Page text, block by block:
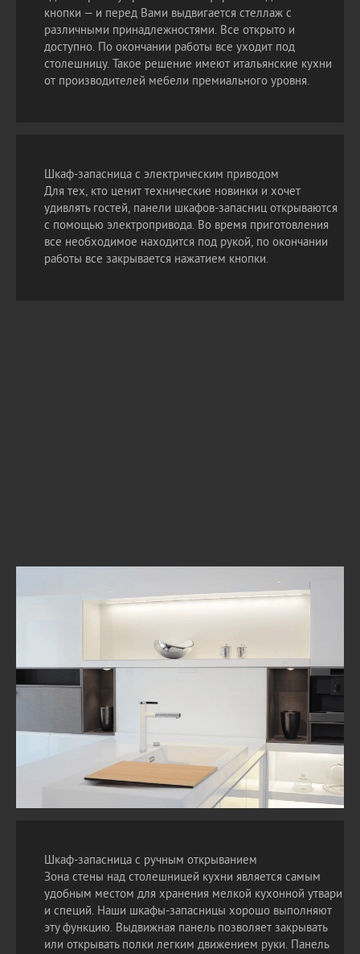
кнопки — и перед Вами выдвигается стеллаж с
различными принадлежностями. Все открыто и
доступно. По окончании работы все уходит под
столешницу. Такое решение имеют итальянские кухни
от производителей мебели премиального уровня.
Шкаф-запасница с электрическим приводом
Для тех, кто ценит технические новинки и хочет
удивлять гостей, панели шкафов-запасниц открываются
с помощью электропривода. Во время приготовления
все необходимое находится под рукой, по окончании
работы все закрывается нажатием кнопки.
Шкаф-запасница с ручным открыванием
Зона стены над столешницей кухни является самым
удобным местом для хранения мелкой кухонной утвари
и специй. Наши шкафы-запасницы хорошо выполняют
эту функцию. Выдвижная панель позволяет закрывать
или открывать полки легким движением руки. Панель